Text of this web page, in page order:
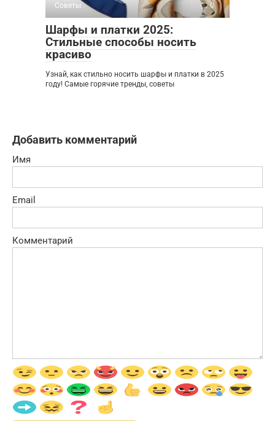
Советы 0
Шарфы и платки 2025:
Стильные способы носить
красиво
Узнай, как стильно носить шарфы и платки в 2025
году! Самые горячие тренды, советы
Добавить комментарий
Имя
Email
Комментарий